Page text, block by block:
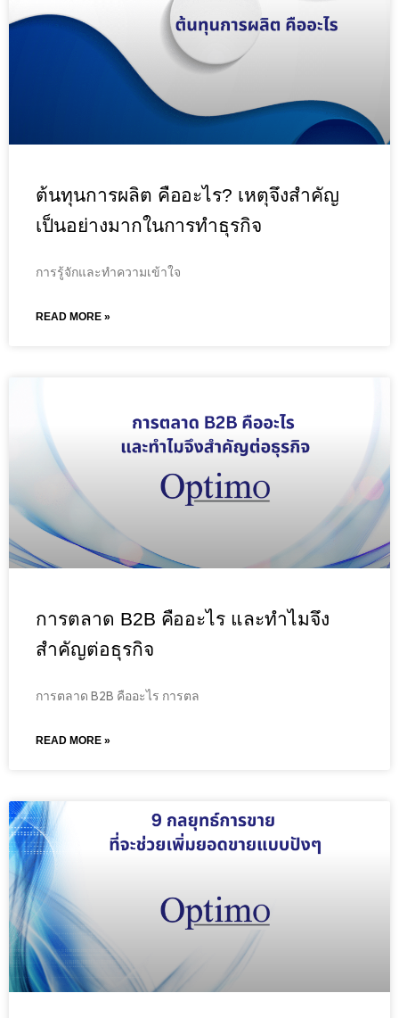
ต้นทุนการผลิต คืออะไร? เหตุจึงสำคัญ
เป็นอย่างมากในการทำธุรกิจ
การรู้จักและทำความเข้าใจ
READ MORE »
การตลาด B2B คืออะไร และทำไมจึง
สำคัญต่อธุรกิจ
การตลาด B2B คืออะไร การตล
READ MORE »